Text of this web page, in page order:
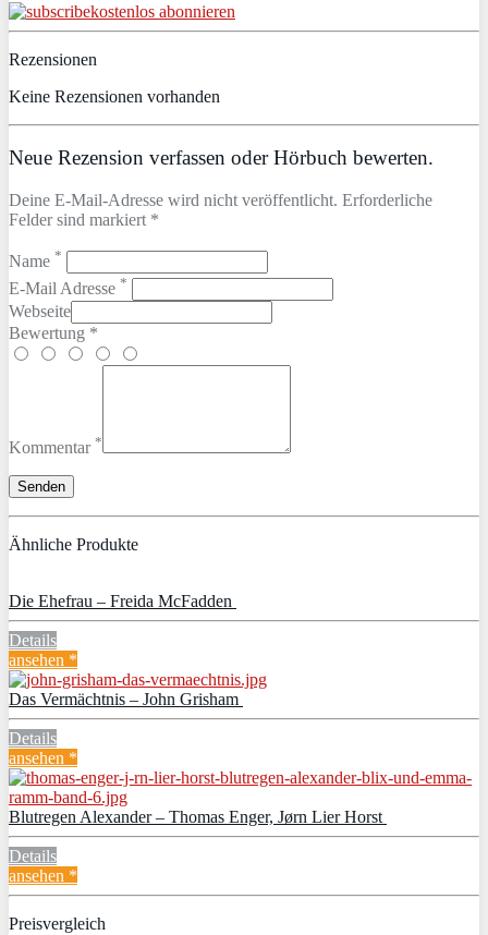
kostenlos abonnieren
Rezensionen
Keine Rezensionen vorhanden
Neue Rezension verfassen oder Hörbuch bewerten.
Deine E-Mail-Adresse wird nicht veröffentlicht. Erforderliche
Felder sind markiert *
Name *
E-Mail Adresse *
Webseite
Bewertung *
Kommentar *
Ähnliche Produkte
Die Ehefrau – Freida McFadden
Details
ansehen *
Das Vermächtnis – John Grisham
Details
ansehen *
Blutregen Alexander – Thomas Enger, Jørn Lier Horst
Details
ansehen *
Preisvergleich